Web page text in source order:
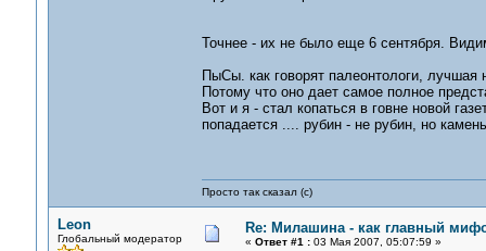
Точнее - их не было еще 6 сентября.
ПыСы. как говорят палеонтологи,
Потому что оно дает самое полное
Вот и я - стал копаться в говне новой
попадается .... рубин - не рубин, но
Просто так сказал (с)
Leon
Глобальный модератор
Re: Милашина - как главный
« Ответ #1 :03 Мая 2007, 05:07:59 »